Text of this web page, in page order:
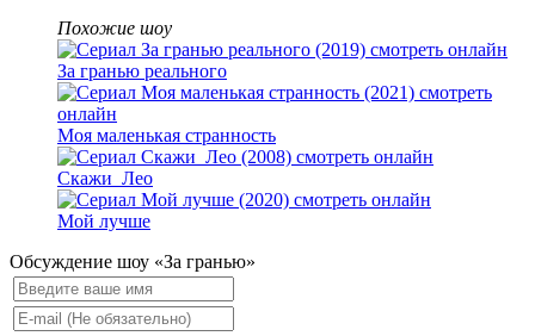
Похожие шоу
За гранью реального
Моя маленькая странность
Скажи_Лео
Мой лучше
Обсуждение шоу «За гранью»